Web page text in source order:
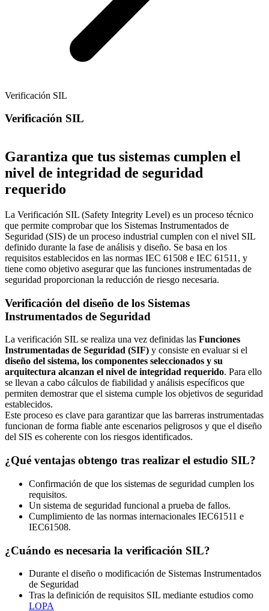
Verificación SIL
Verificación SIL
Garantiza que tus sistemas cumplen el
nivel de integridad de seguridad
requerido
La Verificación SIL (Safety Integrity Level) es un proceso técnico
que permite comprobar que los Sistemas Instrumentados de
Seguridad (SIS) de un proceso industrial cumplen con el nivel SIL
definido durante la fase de análisis y diseño. Se basa en los
requisitos establecidos en las normas IEC 61508 e IEC 61511, y
tiene como objetivo asegurar que las funciones instrumentadas de
seguridad proporcionan la reducción de riesgo necesaria.
Verificación del diseño de los Sistemas
Instrumentados de Seguridad
La verificación SIL se realiza una vez definidas las Funciones
Instrumentadas de Seguridad (SIF) y consiste en evaluar si el
diseño del sistema, los componentes seleccionados y su
arquitectura alcanzan el nivel de integridad requerido. Para ello
se llevan a cabo cálculos de fiabilidad y análisis específicos que
permiten demostrar que el sistema cumple los objetivos de seguridad
establecidos.
Este proceso es clave para garantizar que las barreras instrumentadas
funcionan de forma fiable ante escenarios peligrosos y que el diseño
del SIS es coherente con los riesgos identificados.
¿Qué ventajas obtengo tras realizar el estudio SIL?
Confirmación de que los sistemas de seguridad cumplen los
requisitos.
Un sistema de seguridad funcional a prueba de fallos.
Cumplimiento de las normas internacionales IEC61511 e
IEC61508.
¿Cuándo es necesaria la verificación SIL?
Durante el diseño o modificación de Sistemas Instrumentados
de Seguridad
Tras la definición de requisitos SIL mediante estudios como
LOPA